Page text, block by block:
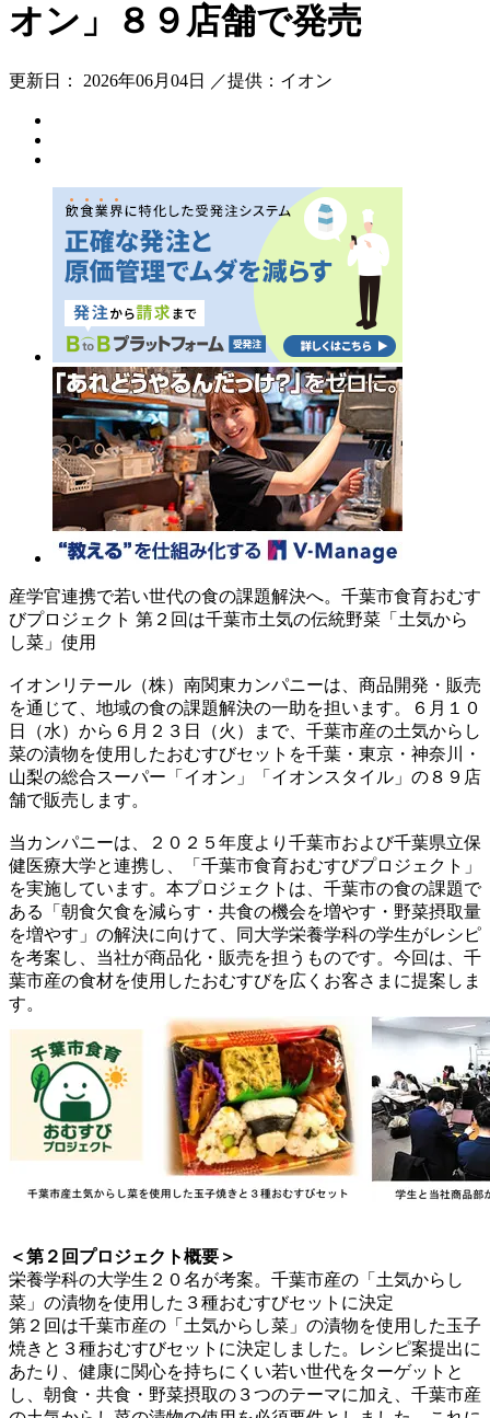
オン」８９店舗で発売
更新日： 2026年06月04日 ／提供：イオン
産学官連携で若い世代の食の課題解決へ。千葉市食育おむす
びプロジェクト 第２回は千葉市土気の伝統野菜「土気から
し菜」使用
イオンリテール（株）南関東カンパニーは、商品開発・販売
を通じて、地域の食の課題解決の一助を担います。６月１０
日（水）から６月２３日（火）まで、千葉市産の土気からし
菜の漬物を使用したおむすびセットを千葉・東京・神奈川・
山梨の総合スーパー「イオン」「イオンスタイル」の８９店
舗で販売します。
当カンパニーは、２０２５年度より千葉市および千葉県立保
健医療大学と連携し、「千葉市食育おむすびプロジェクト」
を実施しています。本プロジェクトは、千葉市の食の課題で
ある「朝食欠食を減らす・共食の機会を増やす・野菜摂取量
を増やす」の解決に向けて、同大学栄養学科の学生がレシピ
を考案し、当社が商品化・販売を担うものです。今回は、千
葉市産の食材を使用したおむすびを広くお客さまに提案しま
す。
＜第２回プロジェクト概要＞
栄養学科の大学生２０名が考案。千葉市産の「土気からし
菜」の漬物を使用した３種おむすびセットに決定
第２回は千葉市産の「土気からし菜」の漬物を使用した玉子
焼きと３種おむすびセットに決定しました。レシピ案提出に
あたり、健康に関心を持ちにくい若い世代をターゲットと
し、朝食・共食・野菜摂取の３つのテーマに加え、千葉市産